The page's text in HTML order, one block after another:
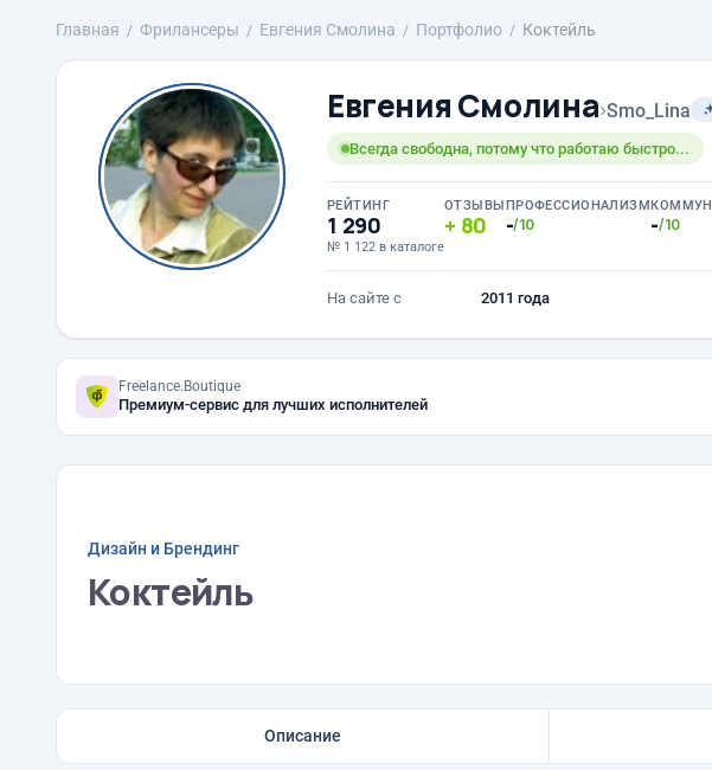
Главная Фрилансеры Евгения Смолина Портфолио Коктейль
Евгения Смолина›Smo_Lina
Всегда свободна, потому что работаю быстро...
РЕЙТИНГ
1 290
№ 1 122 в каталоге
ОТЗЫВЫ
80
ПРОФЕССИОНАЛИЗМ
-/10 -/10
На сайте с 2011 года
Freelance.Boutique
Премиум-сервис для лучших исполнителей
Дизайн и Брендинг
Коктейль
Описание